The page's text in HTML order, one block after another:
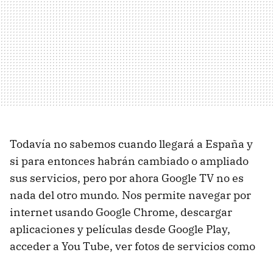
Todavía no sabemos cuando llegará a España y
si para entonces habrán cambiado o ampliado
sus servicios, pero por ahora Google TV no es
nada del otro mundo. Nos permite navegar por
internet usando Google Chrome, descargar
aplicaciones y películas desde Google Play,
acceder a You Tube, ver fotos de servicios como